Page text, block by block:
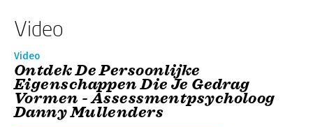
Video
Video
Ontdek De Persoonlijke
Eigenschappen Die Je Gedrag
Vormen - Assessmentpsycholoog
Danny Mullenders